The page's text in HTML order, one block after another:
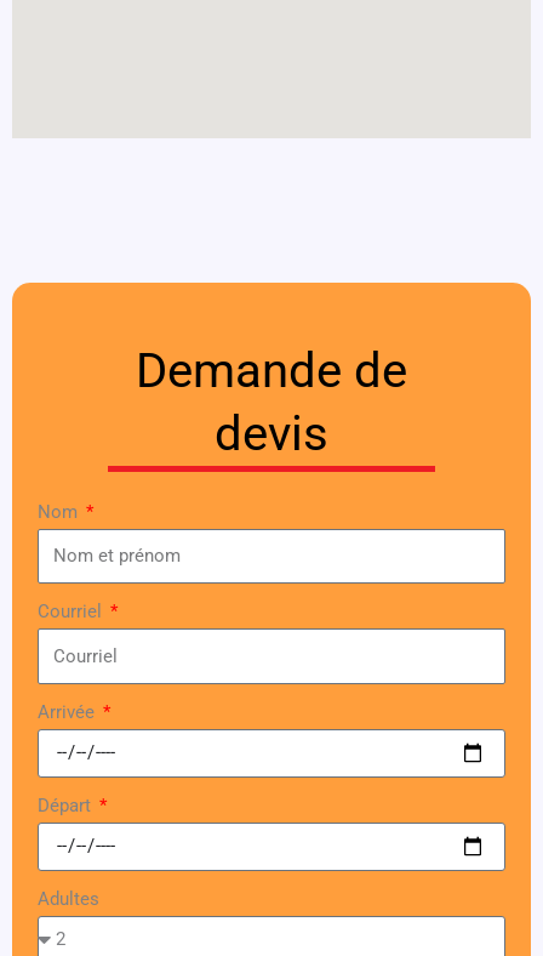
Demande de
devis
Nom
Courriel
Arrivée
Départ
Adultes